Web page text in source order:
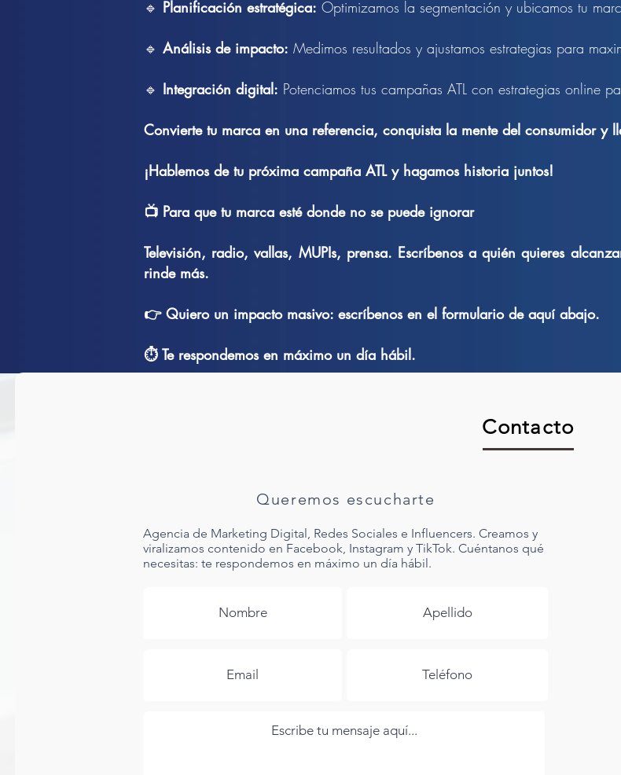
🔹 Planificación estratégica: Optimizamos la segmentación y ubicamos tu
🔹 Análisis de impacto: Medimos resultados y ajustamos estrategias para
🔹 Integración digital: Potenciamos tus campañas ATL con estrategias online
Convierte tu marca en una referencia, conquista la mente del consumidor y
¡Hablemos de tu próxima campaña ATL y hagamos historia juntos!
📺 Para que tu marca esté donde no se puede ignorar
Televisión, radio, vallas, MUPIs, prensa. Escríbenos a quién quieres
rinde más.
👉 Quiero un impacto masivo: escríbenos en el formulario de aquí abajo.
⏱️ Te respondemos en máximo un día hábil.
Contacto
Queremos escucharte
Agencia de Marketing Digital, Redes Sociales e Influencers. Creamos y
viralizamos contenido en Facebook, Instagram y TikTok. Cuéntanos qué
necesitas: te respondemos en máximo un día hábil.